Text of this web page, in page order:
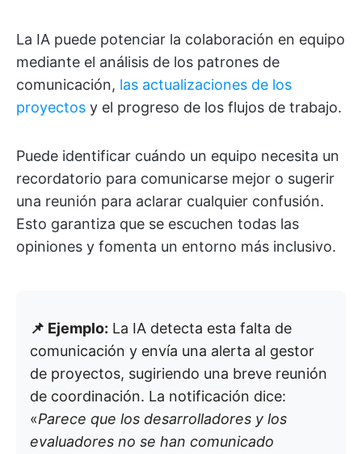
La IA puede potenciar la colaboración en equipo
mediante el análisis de los patrones de
comunicación, las actualizaciones de los
proyectos y el progreso de los flujos de trabajo.
Puede identificar cuándo un equipo necesita un
recordatorio para comunicarse mejor o sugerir
una reunión para aclarar cualquier confusión.
Esto garantiza que se escuchen todas las
opiniones y fomenta un entorno más inclusivo.
📌 Ejemplo: La IA detecta esta falta de
comunicación y envía una alerta al gestor
de proyectos, sugiriendo una breve reunión
de coordinación. La notificación dice:
«Parece que los desarrolladores y los
evaluadores no se han comunicado